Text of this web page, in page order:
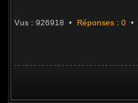
Vus : 926918 • Réponses : 0 •